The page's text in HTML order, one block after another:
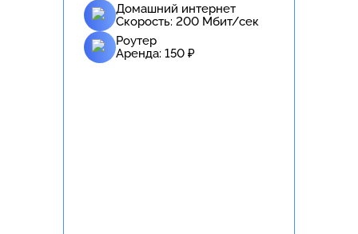
Домашний интернет
Скорость: 200 Мбит/сек
Роутер
Аренда: 150 ₽